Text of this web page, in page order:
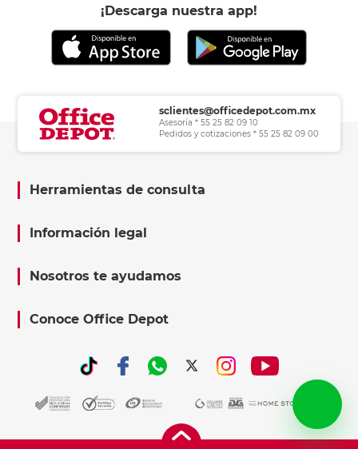
¡Descarga nuestra app!
sclientes@officedepot.com.mx
Asesoría * 55 25 82 09 10
Pedidos y cotizaciones * 55 25 82 09 00
Herramientas de consulta
Información legal
Nosotros te ayudamos
Conoce Office Depot